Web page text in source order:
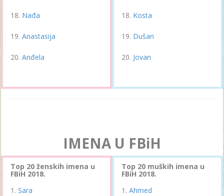
Nađa
Anastasija
Anđela
Kosta
Dušan
Jovan
IMENA U FBiH
Top 20 ženskih imena u
FBiH 2018.
Sara
Top 20 muških imena u
FBiH 2018.
Ahmed